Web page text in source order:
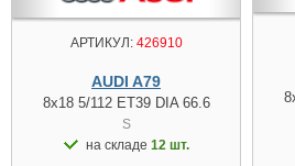
АРТИКУЛ:426910
AUDI A79
8x18 5/112 ET39 DIA 66.6
S
на складе 12 шт.